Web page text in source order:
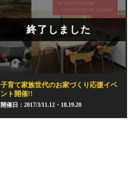
終了しました
子育て家族世代のお家づくり応援イベ
ント開催!!
開催日：2017/3/11.12・18.19.20